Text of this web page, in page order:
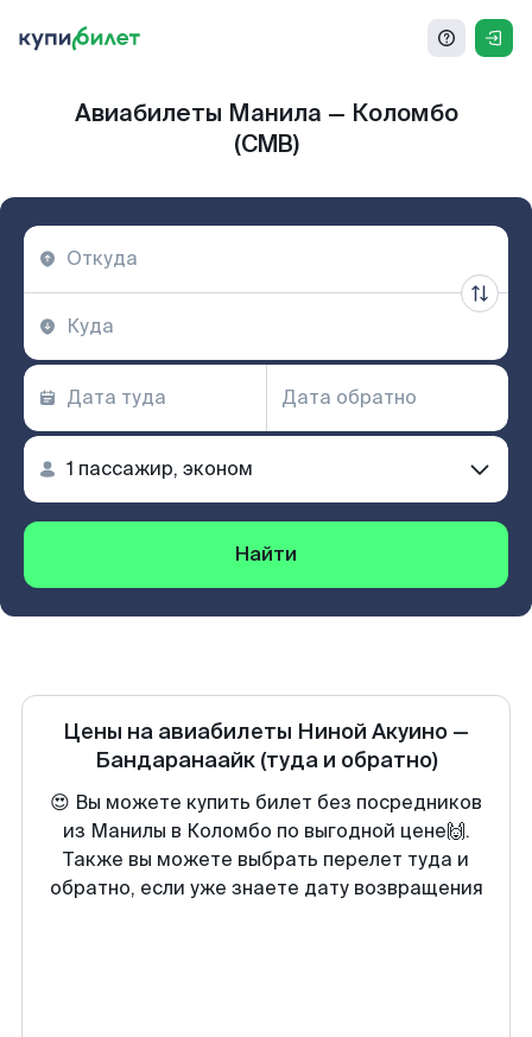
Авиабилеты Манила — Коломбо
(CMB)
Найти
Цены на авиабилеты Ниной Акуино —
Бандаранаайк (туда и обратно)
😍 Вы можете купить билет без посредников
из Манилы в Коломбо по выгодной цене🙌.
Также вы можете выбрать перелет туда и
обратно, если уже знаете дату возвращения